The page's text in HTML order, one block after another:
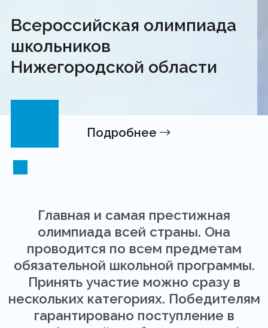
Всероссийская олимпиада
школьников
Нижегородской области
Подробнее
Главная и самая престижная
олимпиада всей страны. Она
проводится по всем предметам
обязательной школьной программы.
Принять участие можно сразу в
нескольких категориях. Победителям
гарантировано поступление в